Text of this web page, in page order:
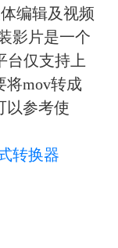
编辑及视频
影片是一个
台仅支持上
将mov转成
以参考使
转换器